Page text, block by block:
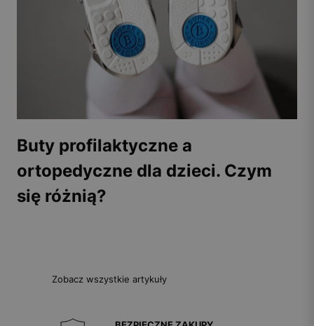
Buty profilaktyczne a
ortopedyczne dla dzieci. Czym
się różnią?
Zobacz wszystkie artykuły